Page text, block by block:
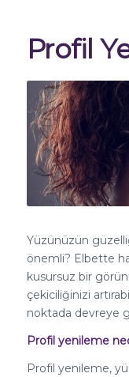
Profil
Yüzünüzün
önemli? Elbette
kusursuz bir
çekiciliğinizi
noktada devreye
Profil yenileme
Profil yenileme,